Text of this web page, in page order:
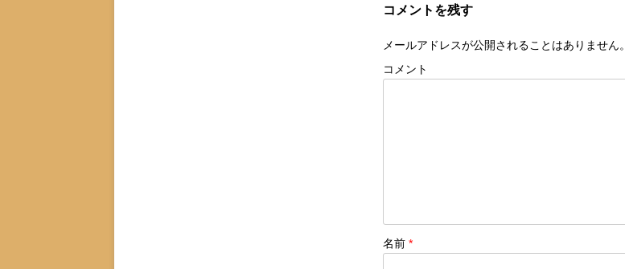
コメントを残す
メールアドレスが公開されることはありません。
コメント
名前 *